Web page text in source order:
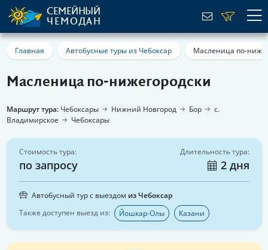
СЕМЕЙНЫЙ
ЧЕМОДАН
Главная Автобусные туры из Чебоксар Масленица по-
Масленица по-нижегородски
Маршрут тура: Чебоксары Нижний Новгород Бор
с.
Владимирское
Чебоксары
Стоимость тура:
по запросу
Длительность тура:
2 дня
Автобусный тур с выездом из Чебоксар
Также доступен выезд из:
Йошкар-Олы Казани